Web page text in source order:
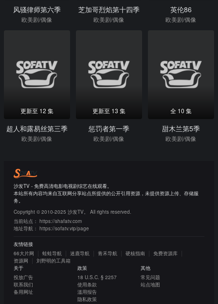
风骚律师第六季
欧美剧/偶像
芝加哥烈焰第十四季
欧美剧/偶像
英伦86
欧美剧/偶像
更新至 12 集
超人和露易丝第三季
欧美剧/偶像
更新至 13 集
惩罚者第一季
欧美剧/偶像
全 10 集
甜木兰第5季
欧美剧/偶像
沙发TV - 免费高清电影电视剧综艺在线观看。
本站所有内容均来自互联网分享站点所提供的公开引用资源，未提供资源上传、存储服
务。
Copyright © 2010-2025 沙发TV。 All rights reserved.
当前站点： https://shafatv.com
地址导航： https://sofatv.vip/page
友情链接
66大片网
蛙蛙导航 迷鹿导航 青禾导航 硬核指南
免费资源库
资源网
刘野明的工具箱
关于
投放广告
联系我们
备用网址
政策
18 U.S.C. § 2257
使用条款
滥用报告
隐私政策
其他
常见问题
站点地图